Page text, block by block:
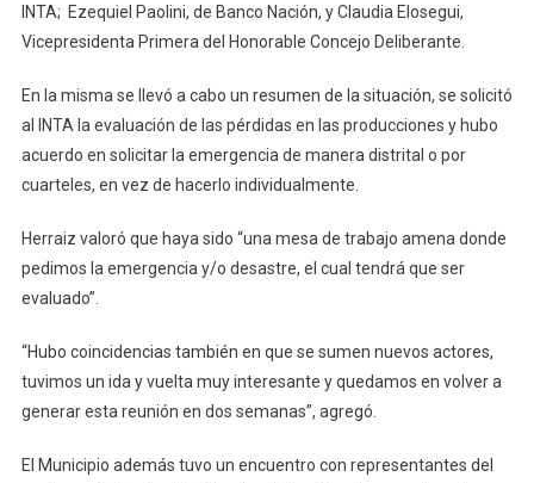
Y/o
INTA; Ezequiel Paolini, de Banco Nación, y Claudia Elosegui,
Vicepresidenta Primera del Honorable Concejo Deliberante.
En la misma se llevó a cabo un resumen de la situación, se solicitó
al INTA la evaluación de las pérdidas en las producciones y hubo
acuerdo en solicitar la emergencia de manera distrital o por
cuarteles, en vez de hacerlo individualmente.
Herraiz valoró que haya sido “una mesa de trabajo amena donde
pedimos la emergencia y/o desastre, el cual tendrá que ser
evaluado”.
“Hubo coincidencias también en que se sumen nuevos actores,
tuvimos un ida y vuelta muy interesante y quedamos en volver a
generar esta reunión en dos semanas”, agregó.
El Municipio además tuvo un encuentro con representantes del